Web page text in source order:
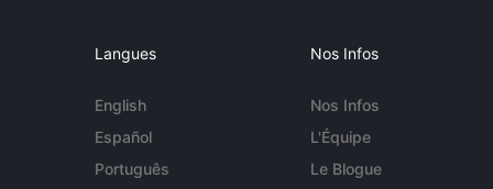
Langues
English
Español
Português
Nos Infos
Nos Infos
L'Équipe
Le Blogue